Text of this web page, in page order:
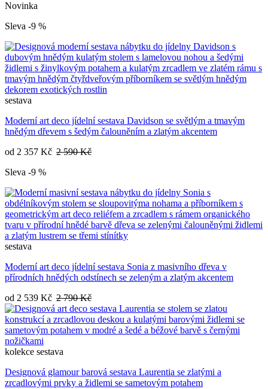
Novinka
Sleva -9 %
sestava
Moderní art deco jídelní sestava Davidson se světlým a tmavým
hnědým dřevem s šedým čalouněním a zlatým akcentem
od 2 357 Kč 2 590 Kč
Sleva -9 %
sestava
Moderní art deco jídelní sestava Sonia z masivního dřeva v
přírodních hnědých odstínech se zeleným a zlatým akcentem
od 2 539 Kč 2 790 Kč
kolekce sestava
Designová glamour barová sestava Laurentia se zlatými a
zrcadlovými prvky a židlemi se sametovým potahem